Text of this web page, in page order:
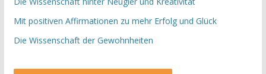
Mit positiven Affirmationen zu mehr Erfolg und Glück
Die Wissenschaft der Gewohnheiten